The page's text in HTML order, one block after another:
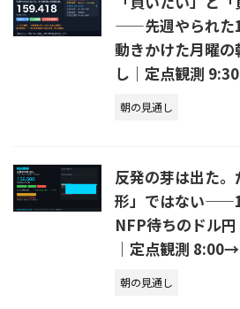
——先週やられた
動きかけた月曜
し｜定点観測 9:30
朝の見通し
反発の芽は出た
形」ではない
NFP待ちのドル
｜定点観測
朝の見通し